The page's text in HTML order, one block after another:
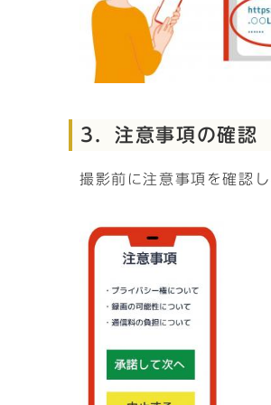
3．注意事項の確認
撮影前に注意事項を確認